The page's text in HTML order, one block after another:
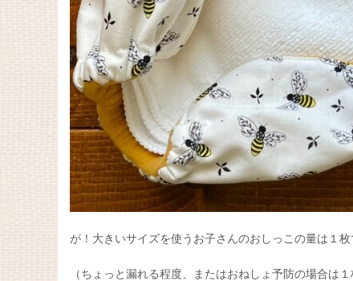
が！大きいサイズを使うお子さんのおしっこの量は１
（ちょっと漏れる程度、またはおねしょ予防の場合は１